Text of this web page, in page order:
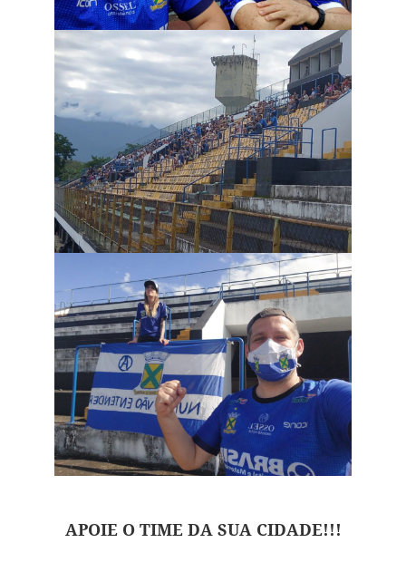
APOIE O TIME DA SUA CIDADE!!!